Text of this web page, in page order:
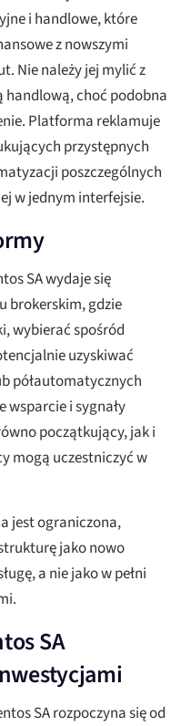
i handlowe, które
z nowszymi
Nie należy jej mylić z
handlową, choć podobna
Platforma reklamuje
przystępnych
poszczególnych
w jednym interfejsie.
SA wydaje się
brokerskim, gdzie
wybierać spośród
uzyskiwać
półautomatycznych
wsparcie i sygnały
początkujący, jak i
mogą uczestniczyć w
jest ograniczona,
jako nowo
a nie jako w pełni
SA
SA rozpoczyna się od